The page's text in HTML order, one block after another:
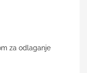
za odlaganje